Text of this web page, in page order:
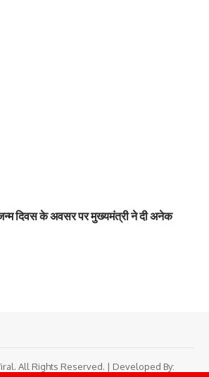
दिवस के अवसर पर मुख्यमंत्री ने दी अनेक
All Rights Reserved. | Developed By: